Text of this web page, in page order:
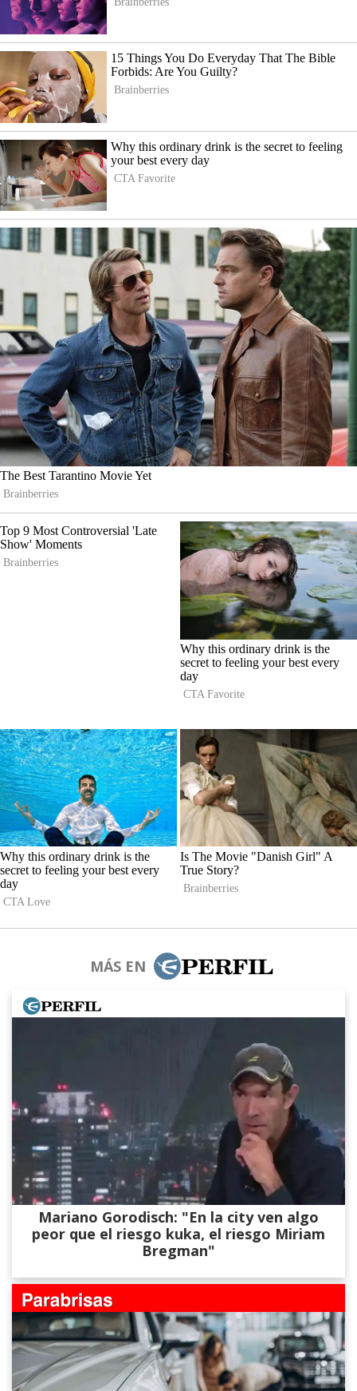
MÁS EN
Mariano Gorodisch: "En la city ven algo
peor que el riesgo kuka, el riesgo Miriam
Bregman"